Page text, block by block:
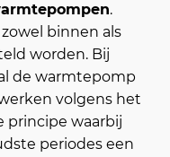
.
binnen als
worden. Bij
de warmtepomp
volgens het
principe waarbij
periodes een